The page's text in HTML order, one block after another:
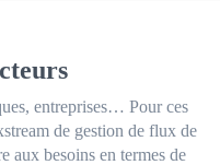
entreprises… Pour ces
de gestion de flux de
aux besoins en termes de